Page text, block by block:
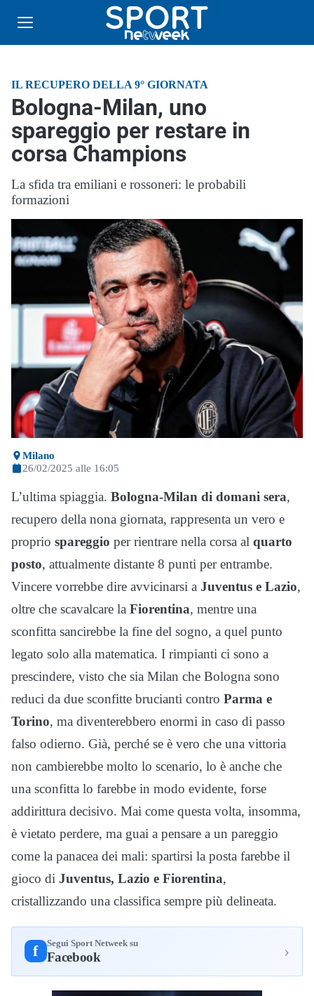
IL RECUPERO DELLA 9° GIORNATA
Bologna-Milan, uno
spareggio per restare in
corsa Champions
La sfida tra emiliani e rossoneri: le probabili
formazioni
Milano
26/02/2025 alle 16:05
L’ultima spiaggia. Bologna-Milan di domani sera,
recupero della nona giornata, rappresenta un vero e
proprio spareggio per rientrare nella corsa al quarto
posto, attualmente distante 8 punti per entrambe.
Vincere vorrebbe dire avvicinarsi a Juventus e Lazio,
oltre che scavalcare la Fiorentina, mentre una
sconfitta sancirebbe la fine del sogno, a quel punto
legato solo alla matematica. I rimpianti ci sono a
prescindere, visto che sia Milan che Bologna sono
reduci da due sconfitte brucianti contro Parma e
Torino, ma diventerebbero enormi in caso di passo
falso odierno. Già, perché se è vero che una vittoria
non cambierebbe molto lo scenario, lo è anche che
una sconfitta lo farebbe in modo evidente, forse
addirittura decisivo. Mai come questa volta, insomma,
è vietato perdere, ma guai a pensare a un pareggio
come la panacea dei mali: spartirsi la posta farebbe il
gioco di Juventus, Lazio e Fiorentina,
cristallizzando una classifica sempre più delineata.
f Segui Sport Netweek su
Facebook ›